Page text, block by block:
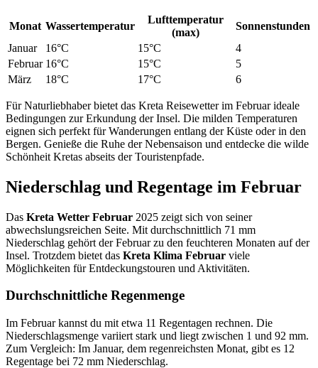
Monat Wassertemperatur
Lufttemperatur
(max)
Sonnenstunden
Januar
16°C 15°C
4
Februar 16°C 15°C
5
März
18°C 17°C 6
Für Naturliebhaber bietet das Kreta Reisewetter im Februar ideale
Bedingungen zur Erkundung der Insel. Die milden Temperaturen
eignen sich perfekt für Wanderungen entlang der Küste oder in den
Bergen. Genieße die Ruhe der Nebensaison und entdecke die wilde
Schönheit Kretas abseits der Touristenpfade.
Niederschlag und Regentage im Februar
Das Kreta Wetter Februar 2025 zeigt sich von seiner
abwechslungsreichen Seite. Mit durchschnittlich 71 mm
Niederschlag gehört der Februar zu den feuchteren Monaten auf der
Insel. Trotzdem bietet das Kreta Klima Februar viele
Möglichkeiten für Entdeckungstouren und Aktivitäten.
Durchschnittliche Regenmenge
Im Februar kannst du mit etwa 11 Regentagen rechnen. Die
Niederschlagsmenge variiert stark und liegt zwischen 1 und 92 mm.
Zum Vergleich: Im Januar, dem regenreichsten Monat, gibt es 12
Regentage bei 72 mm Niederschlag.